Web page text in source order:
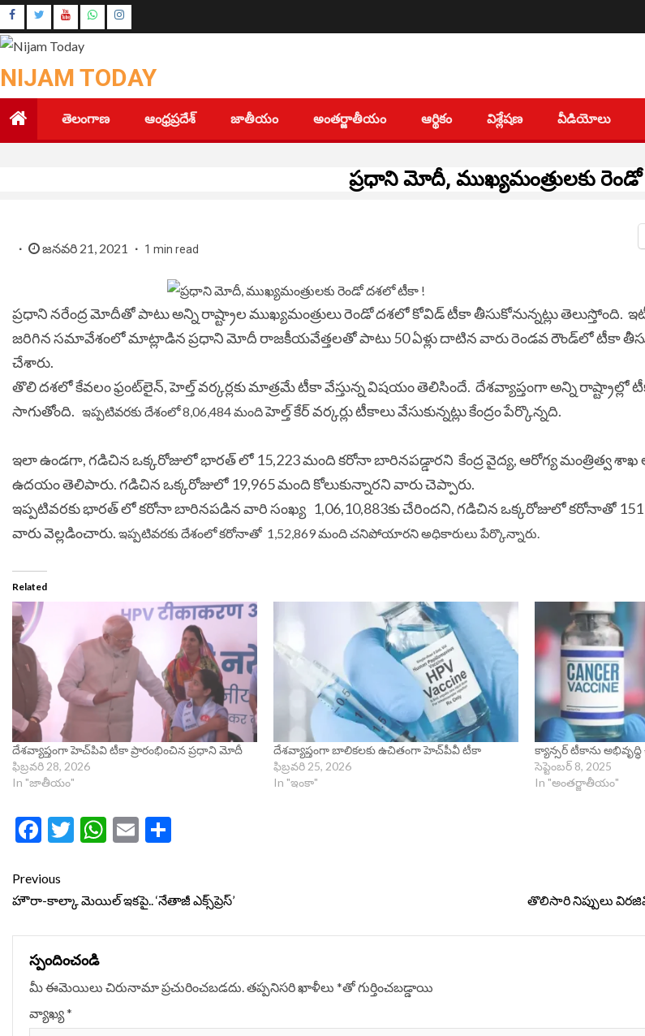
Skip
to
content
Youtube
Instagram
NIJAM TODAY
తెలంగాణ ఆంధ్రప్రదేశ్ జాతీయం అంతర్జాతీయం ఆర్థికం విశ్లేషణ వీడియోలు
ప్ర‌ధాని మోదీ, ముఖ్య‌మంత్రుల‌కు
జనవరి 21, 2021 1 min read
ప్ర‌ధాని నరేంద్ర మోదీతో పాటు అన్ని రాష్ట్రాల ముఖ్యమంత్రులు రెండో దశ‌లో కోవిడ్ టీకా తీసుకోనున్న‌ట్లు తెలుస్తోంది.
జ‌రిగిన స‌మావేశంలో మాట్లాడిన ప్ర‌ధాని మోదీ రాజ‌కీయ‌వేత్త‌లతో పాటు 50 ఏళ్లు దాటిన వారు రెండ‌వ రౌండ్‌లో టీకా
చేశారు.
తొలి ద‌శ‌లో కేవ‌లం ఫ్రంట్‌లైన్‌, హెల్త్ వ‌ర్క‌ర్ల‌కు మాత్ర‌మే టీకా వేస్తున్న విష‌యం తెలిసిందే. దేశ‌వ్యాప్తంగా అన్ని
సాగుతోంది. ఇప్పటివరకు దేశంలో 8,06,484 మందిహెల్త్ కేర్ వ‌ర్క‌ర్లు టీకాలు వేసుకున్న‌ట్లు కేంద్రం పేర్కొన్న‌ది.
ఇలా ఉండగా, గడిచిన ఒక్కరోజులో భారత్ లో 15,223 మంది కరోనా బారినపడ్డారని కేంద్ర వైద్య, ఆరోగ్య మంత్రిత్వ శాఖ
ఉదయం తెలిపారు. గడిచిన ఒక్కరోజులో 19,965 మంది కోలుకున్నారని వారు చెప్పారు.
ఇప్పటివరకు భారత్ లో కరోనా బారినపడిన వారి సంఖ్య 1,06,10,883కు చేరిందని, గడిచిన ఒక్కరోజులో కరోనాతో
వారు వెల్లడించారు. ఇప్పటివరకు దేశంలో కరోనాతో 1,52,869 మంది చనిపోయారని అధికారులు పేర్కొన్నారు.
Related
దేశవ్యాప్తంగా హెచ్‌పివి టీకా ప్రారంభించిన ప్రధాని మోదీ
ఫిబ్రవరి 28, 2026
In "జాతీయం"
దేశవ్యాప్తంగా బాలికలకు ఉచితంగా హెచ్‌పీవీ టీకా
ఫిబ్రవరి 25, 2026
In "ఇంకా"
క్యాన్సర్‌ టీకాను
సెప్టెంబర్ 8, 2025
In "అంతర్జాతీయం"
Facebook
Twitter
WhatsApp
Email
Continue
Reading
Previous
హౌరా-కాల్కా మెయిల్ ఇకపై.. ‘నేతాజీ ఎక్స్‌ప్రెస్’
తొలిసారి నిప్పులు
స్పందించండి
మీ ఈమెయిలు చిరునామా ప్రచురించబడదు.తప్పనిసరి ఖాళీలు *‌తో గుర్తించబడ్డాయి
వ్యాఖ్య*